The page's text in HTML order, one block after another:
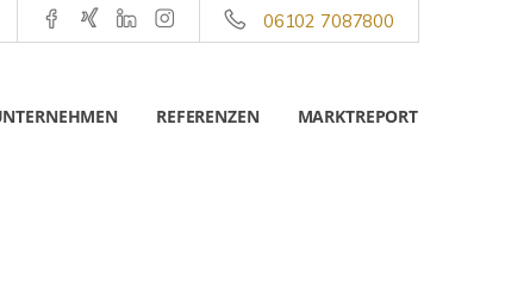
06102 7087800
REFERENZEN MARKTREPORT